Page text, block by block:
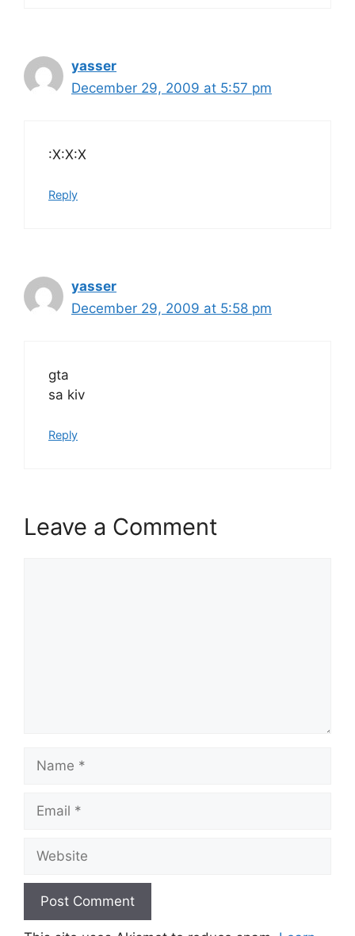
yasser
December 29, 2009 at 5:57 pm
:X:X:X
Reply
yasser
December 29, 2009 at 5:58 pm
gta
sa kiv
Reply
Leave a Comment